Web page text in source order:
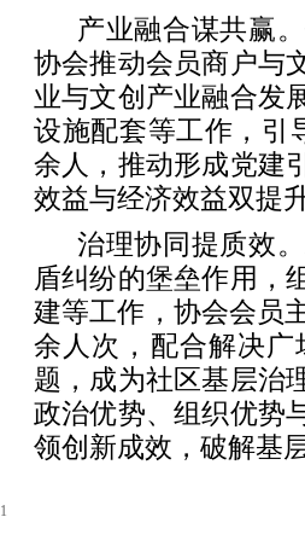
产业融合谋共赢
协会推动会员商户与
业与文创产业融合发
设施配套等工作，引
余人，推动形成党建
效益与经济效益双提升
治理协同提质效
盾纠纷的堡垒作用，
建等工作，协会会员
余人次，配合解决
题，成为社区基层治
政治优势、组织优势
领创新成效，破解基
1